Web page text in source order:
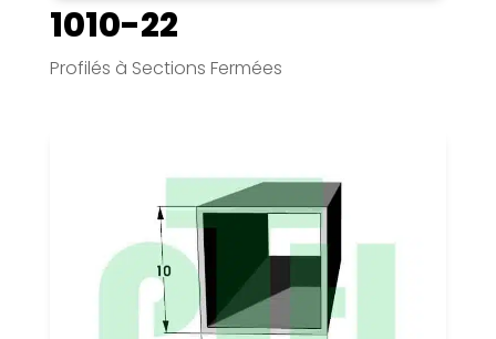
1010-22
Profilés à Sections Fermées